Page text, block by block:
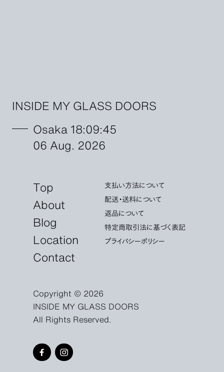
INSIDE MY GLASS DOORS
Osaka 18:09:47
06 Aug. 2026
Top
About
Blog
Location
Contact
支払い方法について
配送・送料について
返品について
特定商取引法に基づく表記
プライバシーポリシー
Copyright © 2026
INSIDE MY GLASS DOORS
All Rights Reserved.